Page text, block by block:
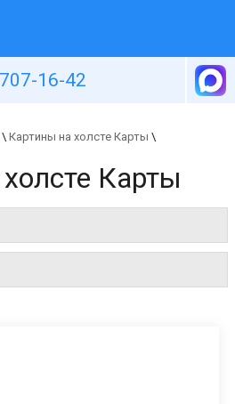
16-42
\ Картины на холсте Карты \
Карты